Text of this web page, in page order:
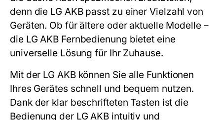
denn die LG AKBpasst zu einer Vielzahl von
Geräten. Ob für ältere oder aktuelle Modelle –
die LG AKB Fernbedienung bietet eine
universelle Lösung für Ihr Zuhause.
Mit der LG AKBkönnen Sie alle Funktionen
Ihres Gerätes schnell und bequem nutzen.
Dank der klar beschrifteten Tasten ist die
Bedienung der LG AKB intuitiv und